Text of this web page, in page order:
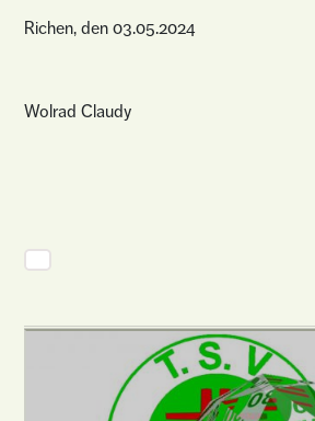
Richen, den 03.05.2024
Wolrad Claudy